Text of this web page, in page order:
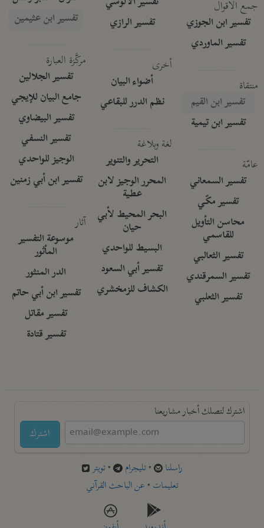
جمع الأقوال
تفسير ابن الجوزي
تفسير الماوردي
منتقاة
تفسير ابن القيم
تفسير ابن تيمية
عامّة
تفسير السمعاني
تفسير مكّي
محاسن التأويل
للقاسمي
تفسير الثعالبي
تفسير السمرقندي
تفسير الثعلبي
تفسير الرازي
أخرى
أضواء البيان
نظم الدرر للبقاعي
لغة وبلاغة
التحرير والتنوير
المحرر الوجيز لابن
عطية
البحر المحيط لأبي
حيان
البسيط للواحدي
تفسير أبي السعود
الكشاف للزمخشري
تفسير ابن عثيمين
مركَّزة العبارة
تفسير الجلالين
جامع البيان للإيجي
تفسير البيضاوي
تفسير النسفي
الوجيز للواحدي
تفسير ابن أبي زمنين
آثار
موسوعة التفسير
المأثور
الدر المنثور
تفسير ابن أبي حاتم
تفسير مقاتل
تفسير قتادة
اشترك لتصلك أخبار مشاريعنا
اشترك
راسلنا •تليجرام •تويتر
تعليمات •عن الباحث القرآني